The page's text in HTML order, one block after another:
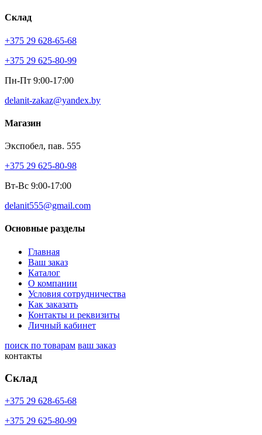
Склад
+375 29 628-65-68
+375 29 625-80-99
Пн-Пт 9:00-17:00
delanit-zakaz@yandex.by
Магазин
Экспобел, пав. 555
+375 29 625-80-98
Вт-Вс 9:00-17:00
delanit555@gmail.com
Основные разделы
Главная
Ваш заказ
Каталог
О компании
Условия сотрудничества
Как заказать
Контакты и реквизиты
Личный кабинет
поиск по товарам ваш заказ
контакты
Склад
+375 29 628-65-68
+375 29 625-80-99